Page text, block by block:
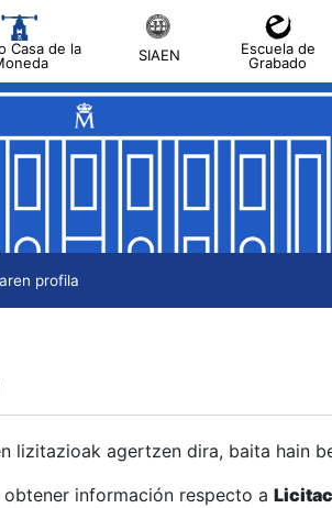
Casa de la
SIAEN
Escuela de
Grabado
profila
lizitazioak agertzen dira, baita hain
información respecto a